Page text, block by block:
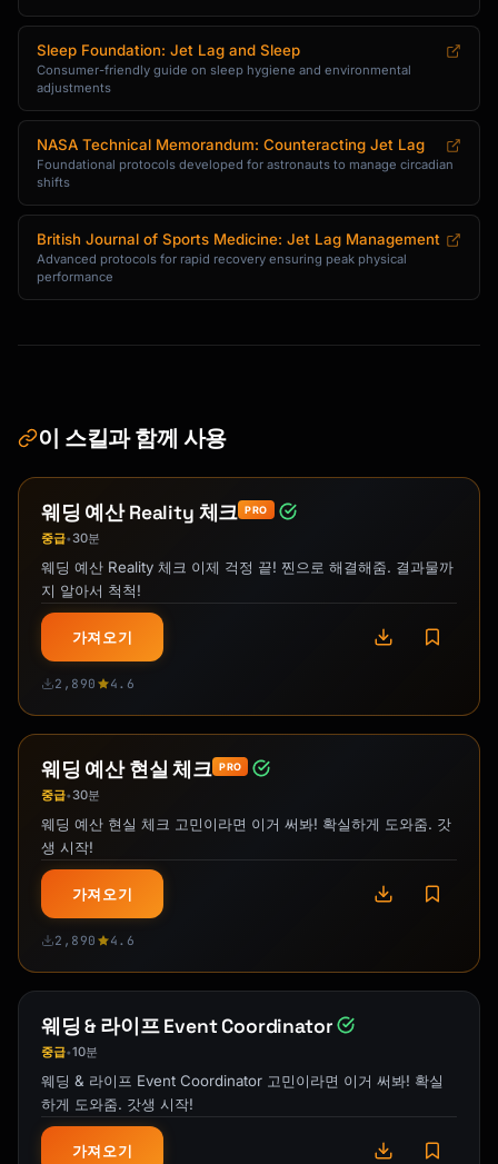
Sleep Foundation: Jet Lag and Sleep
Consumer-friendly guide on sleep hygiene and environmental
adjustments
NASA Technical Memorandum: Counteracting Jet Lag
Foundational protocols developed for astronauts to manage circadian
shifts
British Journal of Sports Medicine: Jet Lag Management
Advanced protocols for rapid recovery ensuring peak physical
performance
이 스킬과 함께 사용
웨딩 예산 Reality 체크 PRO
중급•30분
웨딩 예산 Reality 체크 이제 걱정 끝! 찐으로 해결해줌. 결과물까
지 알아서 척척!
가져오기
2,890 4.6
웨딩 예산 현실 체크 PRO
중급•30분
웨딩 예산 현실 체크 고민이라면 이거 써봐! 확실하게 도와줌. 갓
생 시작!
가져오기
2,890 4.6
웨딩 & 라이프 Event Coordinator
중급•10분
웨딩 & 라이프 Event Coordinator 고민이라면 이거 써봐! 확실
하게 도와줌. 갓생 시작!
가져오기